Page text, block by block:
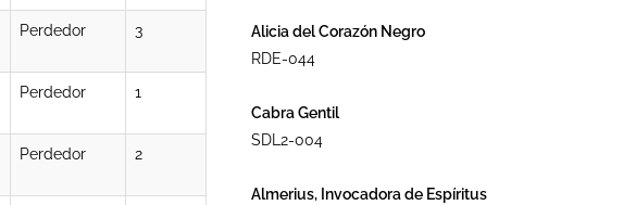
Perdedor 3
Perdedor 1
Perdedor 2
Alicia del Corazón Negro
RDE-044
Cabra Gentil
SDL2-004
Almerius, Invocadora de Espíritus